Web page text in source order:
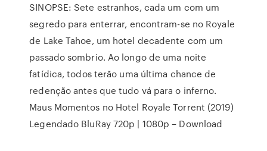
SINOPSE: Sete estranhos, cada um com um
segredo para enterrar, encontram-se no Royale
de Lake Tahoe, um hotel decadente com um
passado sombrio. Ao longo de uma noite
fatídica, todos terão uma última chance de
redenção antes que tudo vá para o inferno.
Maus Momentos no Hotel Royale Torrent (2019)
Legendado BluRay 720p | 1080p – Download